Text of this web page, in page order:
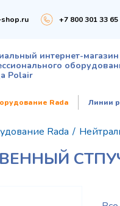
+7 800 301 33 65
интернет-магазин
Polair
Rada Линии
Rada /